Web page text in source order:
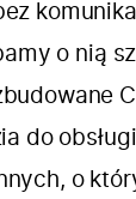
o nią
do
o